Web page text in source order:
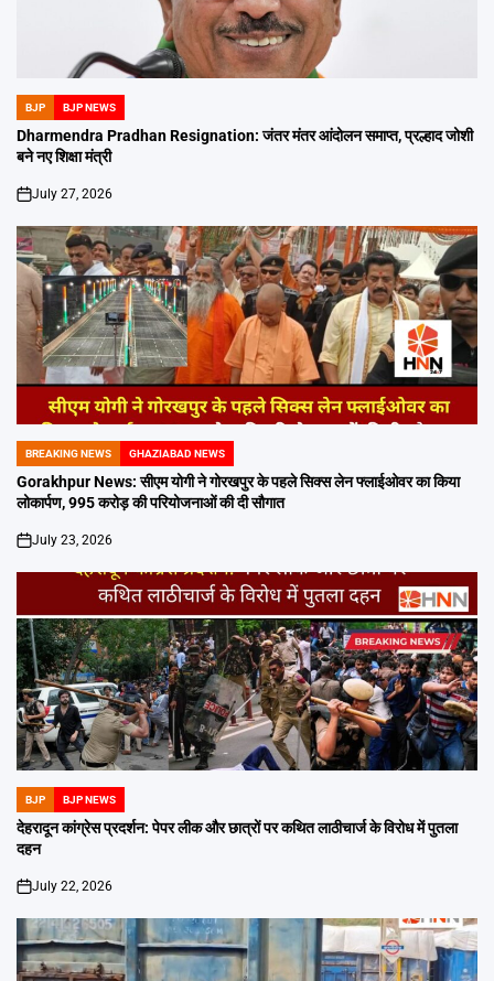
POSTED
IN
BJP BJP NEWS
Dharmendra Pradhan Resignation: जंतर मंतर आंदोलन समाप्त, प्रल्हाद जोशी
बने नए शिक्षा मंत्री
on
July 27, 2026
POSTED
IN
BREAKING NEWS GHAZIABAD NEWS
Gorakhpur News: सीएम योगी ने गोरखपुर के पहले सिक्स लेन फ्लाईओवर का किया
लोकार्पण, 995 करोड़ की परियोजनाओं की दी सौगात
on
July 23, 2026
POSTED
IN
BJP BJP NEWS
देहरादून कांग्रेस प्रदर्शन: पेपर लीक और छात्रों पर कथित लाठीचार्ज के विरोध में पुतला
दहन
on
July 22, 2026